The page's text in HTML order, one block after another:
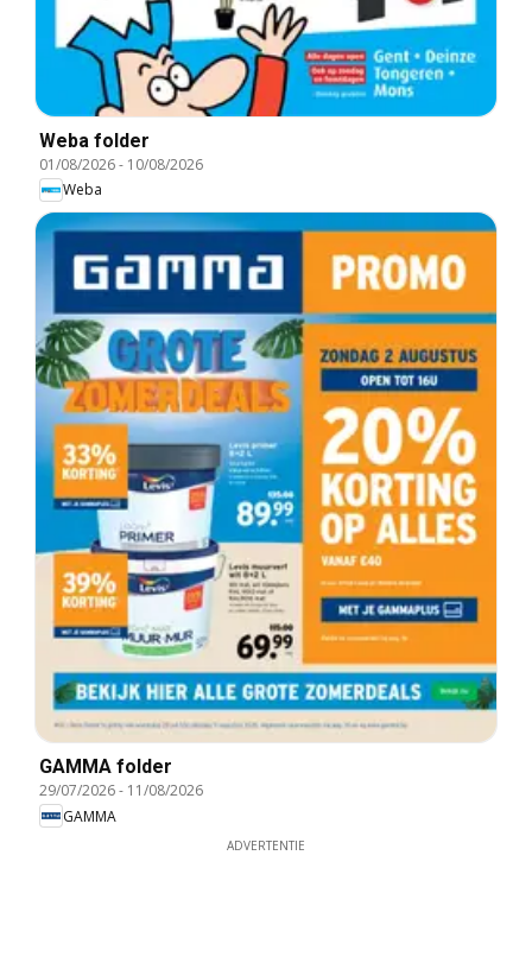
Weba folder
01/08/2026- 10/08/2026
Weba
GAMMA folder
29/07/2026- 11/08/2026
GAMMA
ADVERTENTIE